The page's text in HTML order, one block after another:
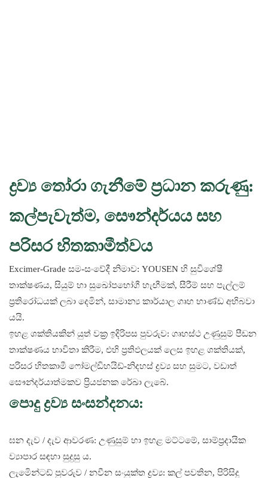
ද්‍රව්‍ය තෝරා ගැනීමේ ප්‍රධාන කරුණු:
කල්පැවැත්ම, සෞන්දර්යය සහ
පරිසර හිතකාමීත්වය
Excimer-Grade සම-සංවේදී නිමාව: YOUSEN හි සුවිශේෂී
තාක්ෂණය, සියුම් හා සුඛෝපභෝගී හැඟීමක්, සීරීම් සහ පැල්ලම්
ප්‍රතිරෝධයක් ලබා දෙමින්, සාමාන්‍ය කාර්යාල ගෘහ භාණ්ඩ අභිබවා
යයි.
ඉහළ ශක්තියකින් යුත් වක්‍ර ඉදිරිපස පුවරුව: ගෘහස්ථ උණුසුම් පීඩන
තාක්ෂණය භාවිතා කිරීම, එහි ප්‍රතිඵලයක් ලෙස ඉහළ ශක්තියක්,
පරිසර හිතකාමී ෆෝමල්ඩිහයිඩ්-නිදහස් ද්‍රව්‍ය සහ සුමට, වඩාත්
සෞන්දර්යාත්මකව ප්‍රියජනක රේඛා ලැබේ.
පොදු ද්‍රව්‍ය සංසන්දනය:
ඝන දැව / දැව ආවරණ: උණුසුම් හා ඉහළ මට්ටමේ, සාම්ප්‍රදායික
ව්‍යාපාර සඳහා සුදුසු ය.
ලැමිෙන්ටඩ් පුවරුව / නවීන සංයුක්ත ද්‍රව්‍ය: කල් පවතින, පිරිසිදු